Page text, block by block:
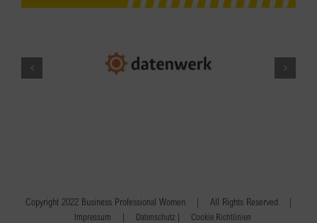
Copyright 2022 Business Professional Women | All Rights Reserved |
Impressum | Datenschutz | Cookie Richtlinien